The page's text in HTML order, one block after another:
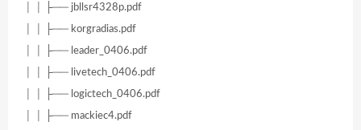
│ │ ├── jbllsr4328p.pdf
│ │ ├── korgradias.pdf
│ │ ├── leader_0406.pdf
│ │ ├── livetech_0406.pdf
│ │ ├── logictech_0406.pdf
│ │ ├── mackiec4.pdf